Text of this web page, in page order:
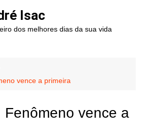
Isac
dos melhores dias da sua vida
vence a primeira
Fenômeno vence a